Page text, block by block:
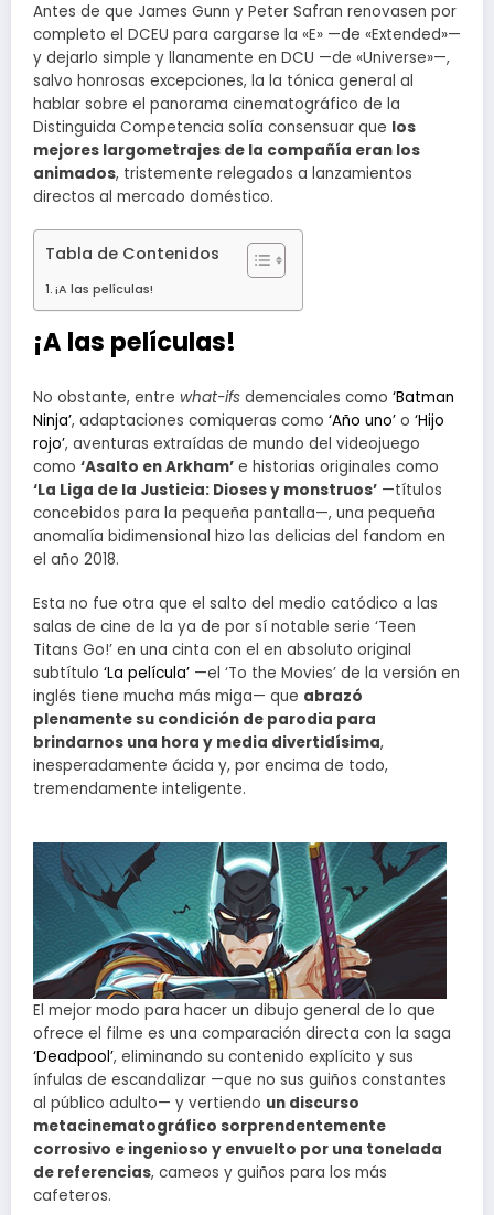
Antes de que James Gunn y Peter Safran renovasen por
completo el DCEU para cargarse la «E» —de «Extended»—
y dejarlo simple y llanamente en DCU —de «Universe»—,
salvo honrosas excepciones, la la tónica general al
hablar sobre el panorama cinematográfico de la
Distinguida Competencia solía consensuar que los
mejores largometrajes de la compañía eran los
animados, tristemente relegados a lanzamientos
directos al mercado doméstico.
Tabla de Contenidos
¡A las películas!
¡A las películas!
No obstante, entre what-ifs demenciales como ‘Batman
Ninja’, adaptaciones comiqueras como ‘Año uno’ o ‘Hijo
rojo’, aventuras extraídas de mundo del videojuego
como ‘Asalto en Arkham’ e historias originales como
‘La Liga de la Justicia: Dioses y monstruos’ —títulos
concebidos para la pequeña pantalla—, una pequeña
anomalía bidimensional hizo las delicias del fandom en
el año 2018.
Esta no fue otra que el salto del medio catódico a las
salas de cine de la ya de por sí notable serie ‘Teen
Titans Go!’ en una cinta con el en absoluto original
subtítulo ‘La película’ —el ‘To the Movies’ de la versión en
inglés tiene mucha más miga— que abrazó
plenamente su condición de parodia para
brindarnos una hora y media divertidísima,
inesperadamente ácida y, por encima de todo,
tremendamente inteligente.
El mejor modo para hacer un dibujo general de lo que
ofrece el filme es una comparación directa con la saga
‘Deadpool’, eliminando su contenido explícito y sus
ínfulas de escandalizar —que no sus guiños constantes
al público adulto— y vertiendo un discurso
metacinematográfico sorprendentemente
corrosivo e ingenioso y envuelto por una tonelada
de referencias, cameos y guiños para los más
cafeteros.